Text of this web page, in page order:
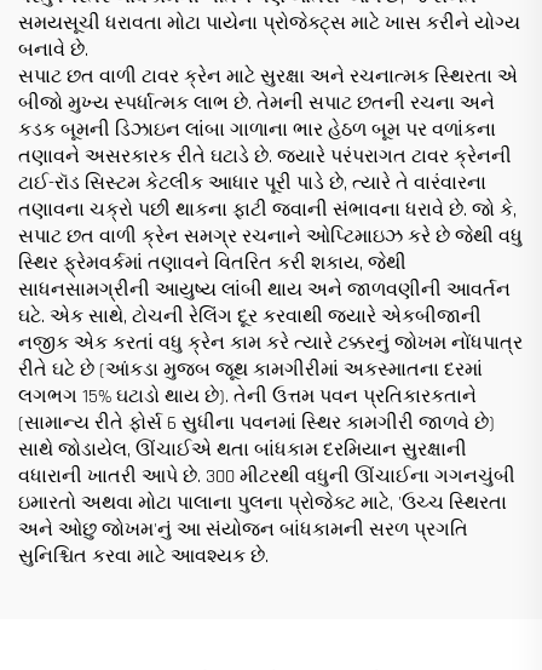
સમયસૂચી ધરાવતા મોટા પાયેના પ્રોજેક્ટ્સ માટે ખાસ કરીને યોગ્ય
બનાવે છે.
સપાટ છત વાળી ટાવર ક્રેન માટે સુરક્ષા અને રચનાત્મક સ્થિરતા એ
બીજો મુખ્ય સ્પર્ધાત્મક લાભ છે. તેમની સપાટ છતની રચના અને
કડક બૂમની ડિઝાઇન લાંબા ગાળાના ભાર હેઠળ બૂમ પર વળાંકના
તણાવને અસરકારક રીતે ઘટાડે છે. જ્યારે પરંપરાગત ટાવર ક્રેનની
ટાઈ-રૉડ સિસ્ટમ કેટલીક આધાર પૂરી પાડે છે, ત્યારે તે વારંવારના
તણાવના ચક્રો પછી થાકના ફાટી જવાની સંભાવના ધરાવે છે. જો કે,
સપાટ છત વાળી ક્રેન સમગ્ર રચનાને ઓપ્ટિમાઇઝ કરે છે જેથી વધુ
સ્થિર ફ્રેમવર્કમાં તણાવને વિતરિત કરી શકાય, જેથી
સાધનસામગ્રીની આયુષ્ય લાંબી થાય અને જાળવણીની આવર્તન
ઘટે. એક સાથે, ટોચની રેલિંગ દૂર કરવાથી જ્યારે એકબીજાની
નજીક એક કરતાં વધુ ક્રેન કામ કરે ત્યારે ટક્કરનું જોખમ નોંધપાત્ર
રીતે ઘટે છે (આંકડા મુજબ જૂથ કામગીરીમાં અકસ્માતના દરમાં
લગભગ 15% ઘટાડો થાય છે). તેની ઉત્તમ પવન પ્રતિકારકતાને
(સામાન્ય રીતે ફોર્સ 6 સુધીના પવનમાં સ્થિર કામગીરી જાળવે છે)
સાથે જોડાયેલ, ઊંચાઈએ થતા બાંધકામ દરમિયાન સુરક્ષાની
વધારાની ખાતરી આપે છે. 300 મીટરથી વધુની ઊંચાઈના ગગનચુંબી
ઇમારતો અથવા મોટા પાલાના પુલના પ્રોજેક્ટ માટે, 'ઉચ્ચ સ્થિરતા
અને ઓછુ જોખમ'નું આ સંયોજન બાંધકામની સરળ પ્રગતિ
સુનિશ્ચિત કરવા માટે આવશ્યક છે.